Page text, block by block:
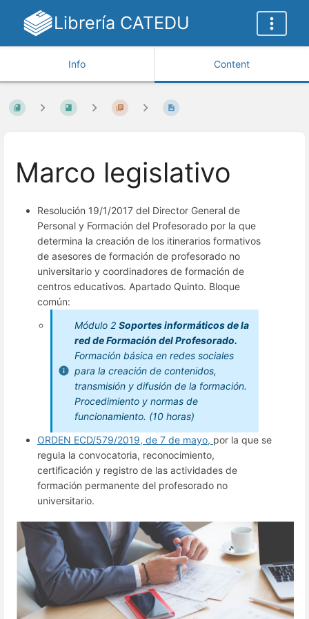
Librería CATEDU
Info Content
Marco legislativo
Resolución 19/1/2017 del Director General de
Personal y Formación del Profesorado por la que
determina la creación de los itinerarios formativos
de asesores de formación de profesorado no
universitario y coordinadores de formación de
centros educativos. Apartado Quinto. Bloque
común:
Módulo 2Soportes informáticos de la
red de Formación del Profesorado.
Formación básica en redes sociales
para la creación de contenidos,
transmisión y difusión de la formación.
Procedimiento y normas de
funcionamiento. (10 horas)
ORDEN ECD/579/2019, de 7 de mayo, por la que se
regula la convocatoria, reconocimiento,
certificación y registro de las actividades de
formación permanente del profesorado no
universitario.